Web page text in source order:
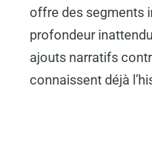
offre des segments
profondeur
ajouts narratifs
connaissent déjà